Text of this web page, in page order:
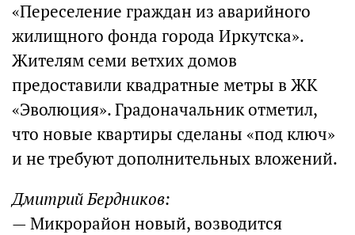
«Переселение граждан из аварийного
жилищного фонда города Иркутска».
Жителям семи ветхих домов
предоставили квадратные метры в ЖК
«Эволюция». Градоначальник отметил,
что новые квартиры сделаны «под ключ»
и не требуют дополнительных вложений.
Дмитрий Бердников:
— Микрорайон новый, возводится